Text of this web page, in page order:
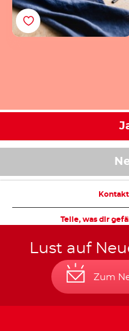
Teile, was dir
Lust auf
Zum